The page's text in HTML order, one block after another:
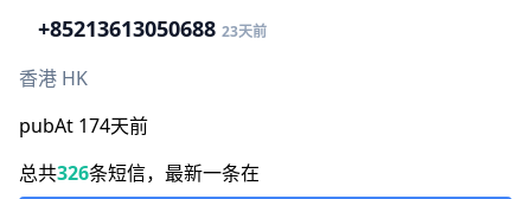
+85213613050688 23天前
香港 HK
pubAt 174天前
总共326条短信，最新一条在